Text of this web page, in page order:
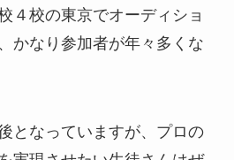
４校の東京でオーディショ
かなり参加者が年々多くな
となっていますが、プロの